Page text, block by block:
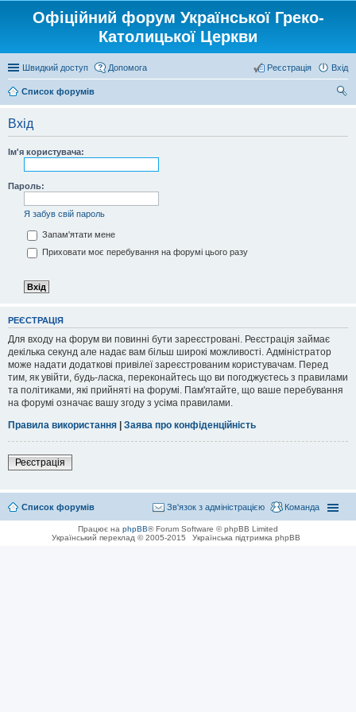
Офіційний форум Української Греко-
Католицької Церкви
Швидкий доступ Допомога Вхід
Реєстрація
Список форумів
Вхід
Ім'я користувача:
Пароль:
Я забув свій пароль
Запам'ятати мене
Приховати моє перебування на форумі цього разу
РЕЄСТРАЦІЯ
Для входу на форум ви повинні бути зареєстровані. Реєстрація займає
декілька секунд але надає вам більш широкі можливості. Адміністратор
може надати додаткові привілеї зареєстрованим користувачам. Перед
тим, як увійти, будь-ласка, переконайтесь що ви погоджуєтесь з правилами
та політиками, які прийняті на форумі. Пам'ятайте, що ваше перебування
на форумі означає вашу згоду з усіма правилами.
Правила використання | Заява про конфіденційність
Реєстрація
Список форумів Команда
Зв'язок з адміністрацією
Працює на phpBB® Forum Software © phpBB Limited
Український переклад © 2005-2015
Українська підтримка phpBB